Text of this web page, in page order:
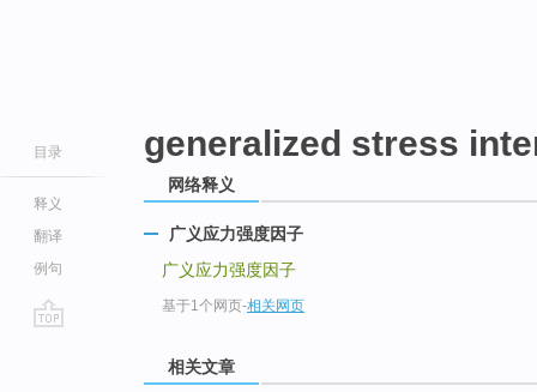
目录
释义
翻译
例句
generalized stress
网络释义
广义应力强度因子
广义应力强度因子
基于1个网页-相关网页
相关文章